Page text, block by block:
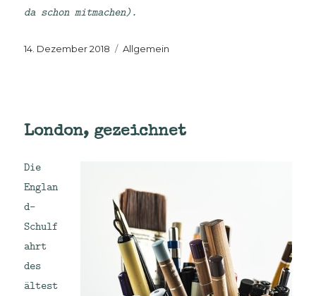
da schon mitmachen).
Veröffentlicht
14. Dezember 2018 Kategorien
Allgemein
London, gezeichnet
Die
Englan
d-
Schulf
ahrt
des
ältest